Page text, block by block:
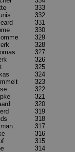
333
332
331
330
329
328
327
326
325
324
323
322
321
320
319
318
317
316
315
314